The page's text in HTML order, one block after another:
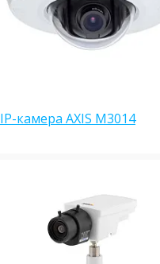
IP-камера AXIS M3014